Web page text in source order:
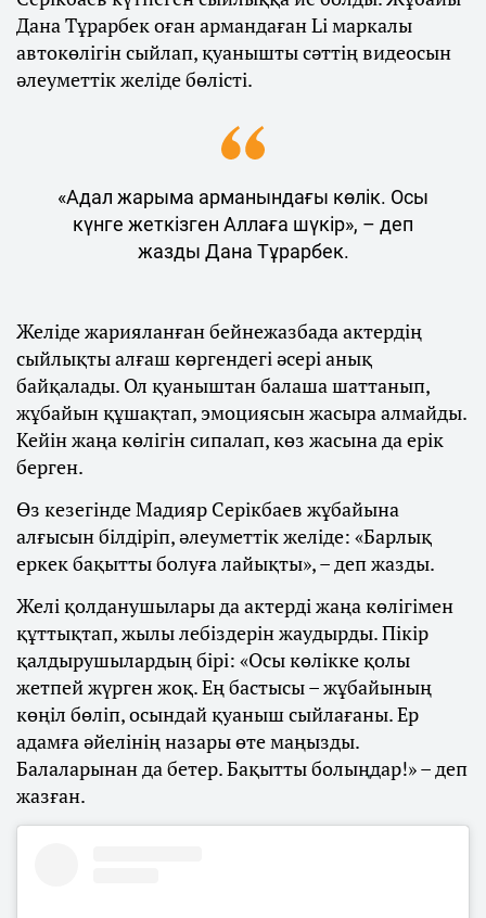
Дана Тұрарбек оған армандаған Li маркалы
автокөлігін сыйлап, қуанышты сәттің видеосын
әлеуметтік желіде бөлісті.
«Адал жарыма арманындағы көлік. Осы
күнге жеткізген Аллаға шүкір», – деп
жазды Дана Тұрарбек.
Желіде жарияланған бейнежазбада актердің
сыйлықты алғаш көргендегі әсері анық
байқалады. Ол қуаныштан балаша шаттанып,
жұбайын құшақтап, эмоциясын жасыра алмайды.
Кейін жаңа көлігін сипалап, көз жасына да ерік
берген.
Өз кезегінде Мадияр Серікбаев жұбайына
алғысын білдіріп, әлеуметтік желіде: «Барлық
еркек бақытты болуға лайықты», – деп жазды.
Желі қолданушылары да актерді жаңа көлігімен
құттықтап, жылы лебіздерін жаудырды. Пікір
қалдырушылардың бірі: «Осы көлікке қолы
жетпей жүрген жоқ. Ең бастысы – жұбайының
көңіл бөліп, осындай қуаныш сыйлағаны. Ер
адамға әйелінің назары өте маңызды.
Балаларынан да бетер. Бақытты болыңдар!» – деп
жазған.